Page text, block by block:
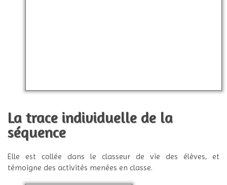
La trace individuelle de la
séquence
Elle est collée dans le classeur de vie des élèves, et
témoigne des activités menées en classe.